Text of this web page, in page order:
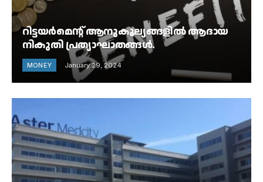
റിട്ടയർമെൻ്റ് ആനുകൂല്യങ്ങളിൽ ആദായ
നികുതി പ്രത്യാഘാതങ്ങൾ.
MONEY January 29, 2024